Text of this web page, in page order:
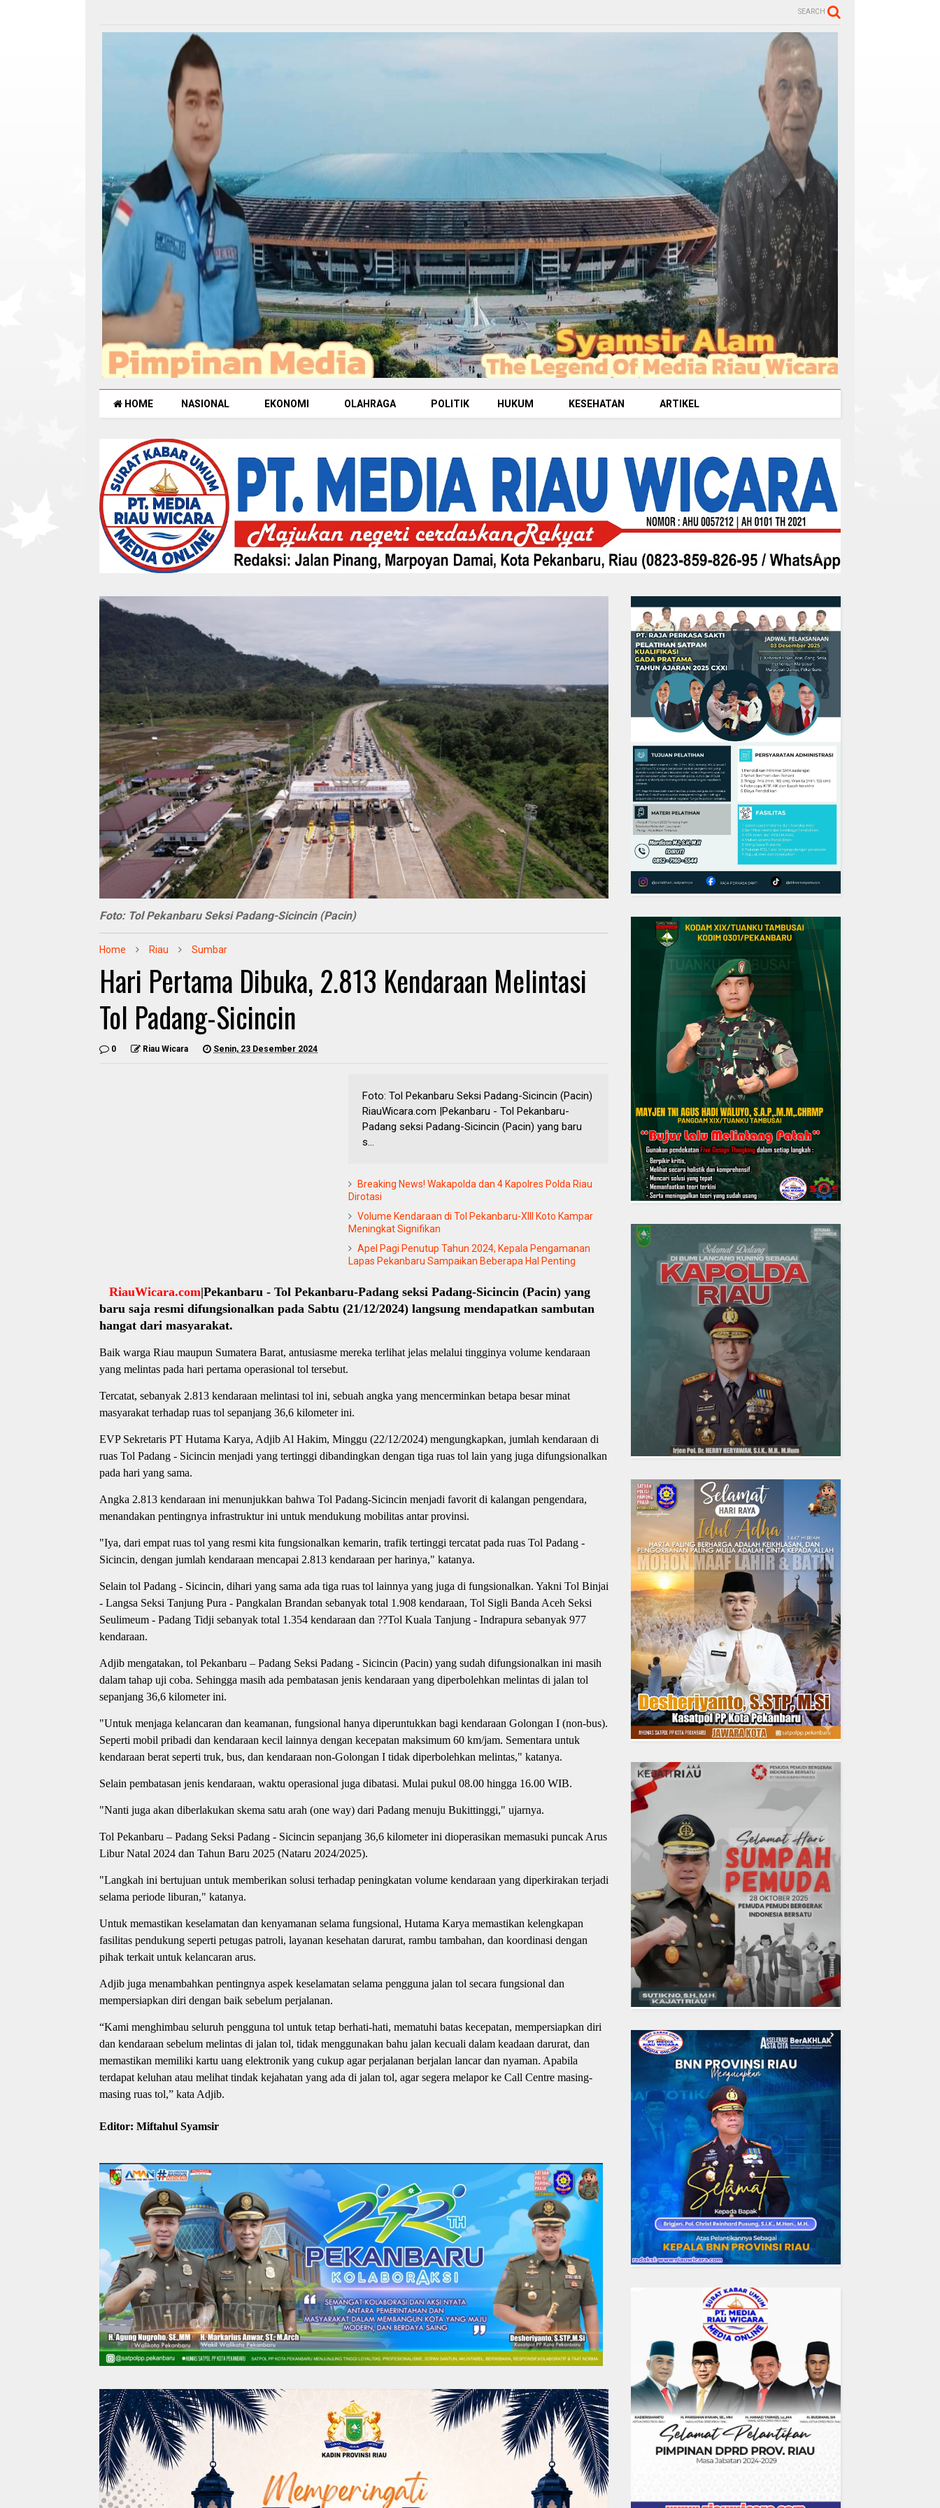
SEARCH
HOME NASIONAL EKONOMI OLAHRAGA POLITIK HUKUM KESEHATAN ARTIKEL
Foto: Tol Pekanbaru Seksi Padang-Sicincin (Pacin)
Home Riau Sumbar
Hari Pertama Dibuka, 2.813 Kendaraan Melintasi
Tol Padang-Sicincin
0 Riau Wicara Senin, 23 Desember 2024
Foto: Tol Pekanbaru Seksi Padang-Sicincin (Pacin)
RiauWicara.com |Pekanbaru - Tol Pekanbaru-
Padang seksi Padang-Sicincin (Pacin) yang baru
s...
Breaking News! Wakapolda dan 4 Kapolres Polda Riau
Dirotasi
Volume Kendaraan di Tol Pekanbaru-XIII Koto Kampar
Meningkat Signifikan
Apel Pagi Penutup Tahun 2024, Kepala Pengamanan
Lapas Pekanbaru Sampaikan Beberapa Hal Penting
RiauWicara.com|Pekanbaru - Tol Pekanbaru-Padang seksi Padang-Sicincin (Pacin) yang
baru saja resmi difungsionalkan pada Sabtu (21/12/2024) langsung mendapatkan sambutan
hangat dari masyarakat.
Baik warga Riau maupun Sumatera Barat, antusiasme mereka terlihat jelas melalui tingginya volume kendaraan
yang melintas pada hari pertama operasional tol tersebut.
Tercatat, sebanyak 2.813 kendaraan melintasi tol ini, sebuah angka yang mencerminkan betapa besar minat
masyarakat terhadap ruas tol sepanjang 36,6 kilometer ini.
EVP Sekretaris PT Hutama Karya, Adjib Al Hakim, Minggu (22/12/2024) mengungkapkan, jumlah kendaraan di
ruas Tol Padang - Sicincin menjadi yang tertinggi dibandingkan dengan tiga ruas tol lain yang juga difungsionalkan
pada hari yang sama.
Angka 2.813 kendaraan ini menunjukkan bahwa Tol Padang-Sicincin menjadi favorit di kalangan pengendara,
menandakan pentingnya infrastruktur ini untuk mendukung mobilitas antar provinsi.
"Iya, dari empat ruas tol yang resmi kita fungsionalkan kemarin, trafik tertinggi tercatat pada ruas Tol Padang -
Sicincin, dengan jumlah kendaraan mencapai 2.813 kendaraan per harinya," katanya.
Selain tol Padang - Sicincin, dihari yang sama ada tiga ruas tol lainnya yang juga di fungsionalkan. Yakni Tol Binjai
- Langsa Seksi Tanjung Pura - Pangkalan Brandan sebanyak total 1.908 kendaraan, Tol Sigli Banda Aceh Seksi
Seulimeum - Padang Tidji sebanyak total 1.354 kendaraan dan ??Tol Kuala Tanjung - Indrapura sebanyak 977
kendaraan.
Adjib mengatakan, tol Pekanbaru – Padang Seksi Padang - Sicincin (Pacin) yang sudah difungsionalkan ini masih
dalam tahap uji coba. Sehingga masih ada pembatasan jenis kendaraan yang diperbolehkan melintas di jalan tol
sepanjang 36,6 kilometer ini.
"Untuk menjaga kelancaran dan keamanan, fungsional hanya diperuntukkan bagi kendaraan Golongan I (non-bus).
Seperti mobil pribadi dan kendaraan kecil lainnya dengan kecepatan maksimum 60 km/jam. Sementara untuk
kendaraan berat seperti truk, bus, dan kendaraan non-Golongan I tidak diperbolehkan melintas," katanya.
Selain pembatasan jenis kendaraan, waktu operasional juga dibatasi. Mulai pukul 08.00 hingga 16.00 WIB.
"Nanti juga akan diberlakukan skema satu arah (one way) dari Padang menuju Bukittinggi," ujarnya.
Tol Pekanbaru – Padang Seksi Padang - Sicincin sepanjang 36,6 kilometer ini dioperasikan memasuki puncak Arus
Libur Natal 2024 dan Tahun Baru 2025 (Nataru 2024/2025).
"Langkah ini bertujuan untuk memberikan solusi terhadap peningkatan volume kendaraan yang diperkirakan terjadi
selama periode liburan," katanya.
Untuk memastikan keselamatan dan kenyamanan selama fungsional, Hutama Karya memastikan kelengkapan
fasilitas pendukung seperti petugas patroli, layanan kesehatan darurat, rambu tambahan, dan koordinasi dengan
pihak terkait untuk kelancaran arus.
Adjib juga menambahkan pentingnya aspek keselamatan selama pengguna jalan tol secara fungsional dan
mempersiapkan diri dengan baik sebelum perjalanan.
“Kami menghimbau seluruh pengguna tol untuk tetap berhati-hati, mematuhi batas kecepatan, mempersiapkan diri
dan kendaraan sebelum melintas di jalan tol, tidak menggunakan bahu jalan kecuali dalam keadaan darurat, dan
memastikan memiliki kartu uang elektronik yang cukup agar perjalanan berjalan lancar dan nyaman. Apabila
terdapat keluhan atau melihat tindak kejahatan yang ada di jalan tol, agar segera melapor ke Call Centre masing-
masing ruas tol,” kata Adjib.
Editor: Miftahul Syamsir